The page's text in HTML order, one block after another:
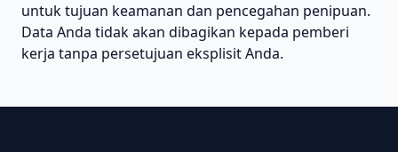
untuk tujuan keamanan dan pencegahan penipuan.
Data Anda tidak akan dibagikan kepada pemberi
kerja tanpa persetujuan eksplisit Anda.